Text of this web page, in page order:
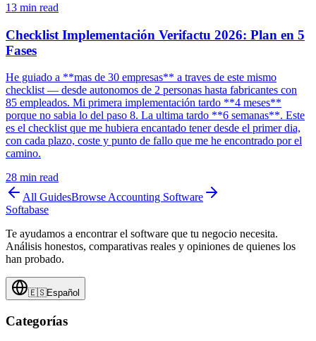
13 min read
Checklist Implementación Verifactu 2026: Plan en 5
Fases
He guiado a **mas de 30 empresas** a traves de este mismo
checklist — desde autonomos de 2 personas hasta fabricantes con
85 empleados. Mi primera implementación tardo **4 meses**
porque no sabia lo del paso 8. La ultima tardo **6 semanas**. Este
es el checklist que me hubiera encantado tener desde el primer dia,
con cada plazo, coste y punto de fallo que me he encontrado por el
camino.
28 min read
All GuidesBrowse Accounting Software
Softabase
Te ayudamos a encontrar el software que tu negocio necesita.
Análisis honestos, comparativas reales y opiniones de quienes los
han probado.
🇪🇸Español
Categorías